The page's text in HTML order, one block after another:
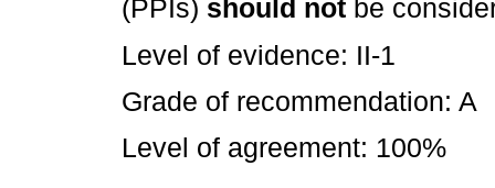
(PPIs) should not be
Level of evidence: II-1
Grade of recommendation: A
Level of agreement: 100%